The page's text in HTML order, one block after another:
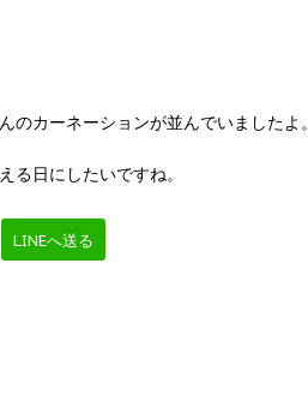
のカーネーションが並んでいましたよ。
る日にしたいですね。
LINEへ送る